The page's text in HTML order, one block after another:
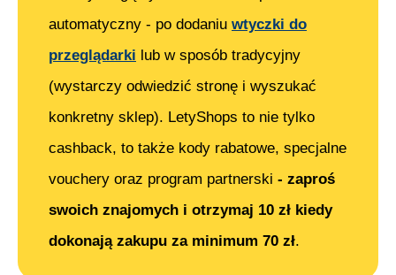
automatyczny - po dodaniu wtyczki do
przeglądarki lub w sposób tradycyjny
(wystarczy odwiedzić stronę i wyszukać
konkretny sklep). LetyShops to nie tylko
cashback, to także kody rabatowe, specjalne
vouchery oraz program partnerski - zaproś
swoich znajomych i otrzymaj 10 zł kiedy
dokonają zakupu za minimum 70 zł.